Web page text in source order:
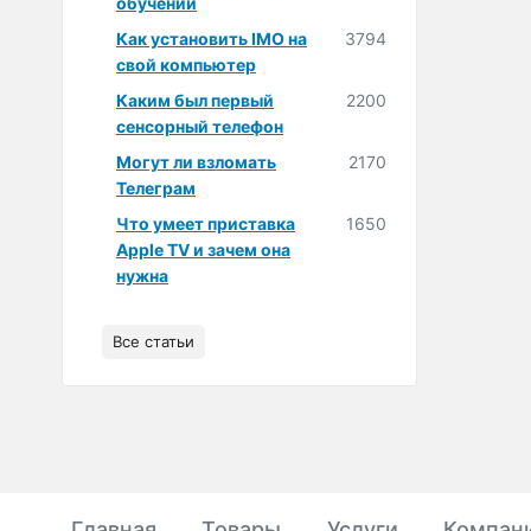
Как установить IMO на
свой компьютер
3794
Каким был первый
сенсорный телефон
2200
Могут ли взломать
Телеграм
2170
Что умеет приставка
Apple TV и зачем она
нужна
1650
Все статьи